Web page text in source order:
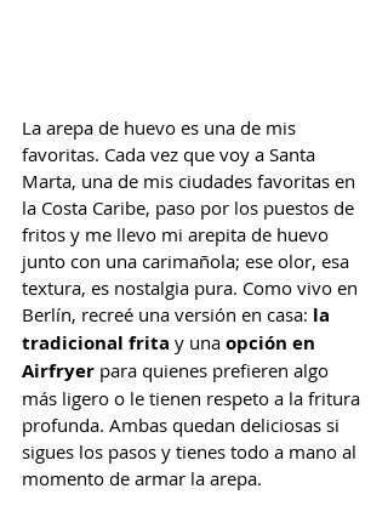
La arepa de huevo es una de mis
favoritas. Cada vez que voy a Santa
Marta, una de mis ciudades favoritas en
la Costa Caribe, paso por los puestos de
fritos y me llevo mi arepita de huevo
junto con una carimañola; ese olor, esa
textura, es nostalgia pura. Como vivo en
Berlín, recreé una versión en casa: la
tradicional frita y una opción en
Airfryer para quienes prefieren algo
más ligero o le tienen respeto a la fritura
profunda. Ambas quedan deliciosas si
sigues los pasos y tienes todo a mano al
momento de armar la arepa.